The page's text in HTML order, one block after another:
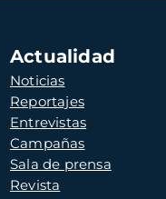
Actualidad
Noticias
Reportajes
Entrevistas
Campañas
Sala de prensa
Revista